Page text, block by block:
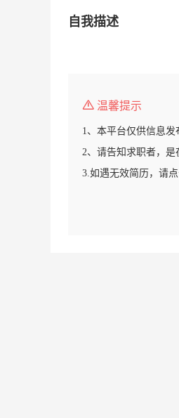
自我描述
温馨提示
1、本平台仅供信息发
2、请告知求职者，是
3.如遇无效简历，请